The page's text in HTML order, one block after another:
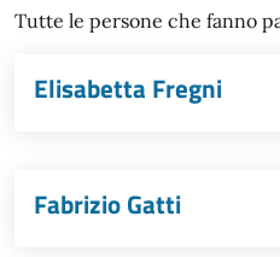
Tutte le persone che fanno
Elisabetta Fregni
Fabrizio Gatti